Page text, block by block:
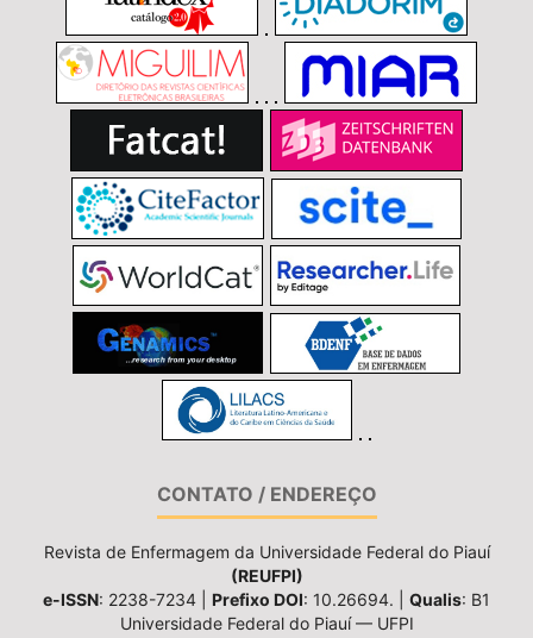
CONTATO / ENDEREÇO
Revista de Enfermagem da Universidade Federal do Piauí
(REUFPI)
e-ISSN: 2238-7234 | Prefixo DOI: 10.26694. | Qualis: B1
Universidade Federal do Piauí — UFPI